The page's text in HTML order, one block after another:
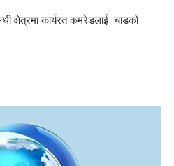
क्षेत्रमा कार्यरत कमरेडलाई चाडको